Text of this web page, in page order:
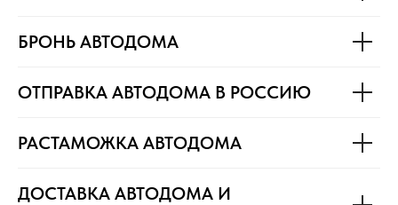
БРОНЬ АВТОДОМА
ОТПРАВКА АВТОДОМА В РОССИЮ
РАСТАМОЖКА АВТОДОМА
ДОСТАВКА АВТОДОМА И